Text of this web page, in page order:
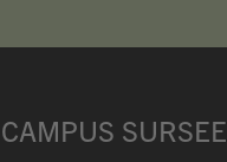
CAMPUS SURSEE